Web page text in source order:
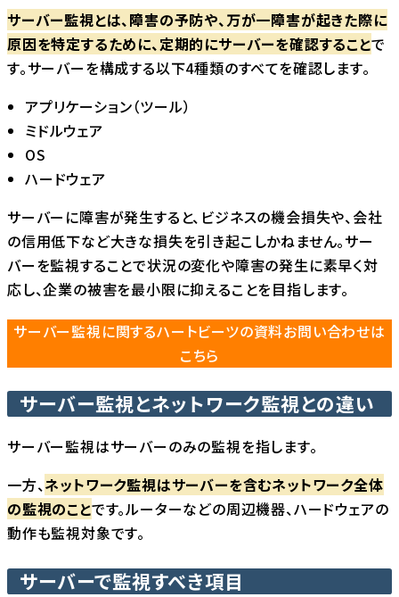
サーバー監視とは、障害の予防や、万が一障害が起きた際に
原因を特定するために、定期的にサーバーを確認することで
す。サーバーを構成する以下4種類のすべてを確認します。
アプリケーション（ツール）
ミドルウェア
OS
ハードウェア
サーバーに障害が発生すると、ビジネスの機会損失や、会社
の信用低下など大きな損失を引き起こしかねません。サー
バーを監視することで状況の変化や障害の発生に素早く対
応し、企業の被害を最小限に抑えることを目指します。
サーバー監視に関するハートビーツの資料お問い合わせは
こちら
サーバー監視とネットワーク監視との違い
サーバー監視はサーバーのみの監視を指します。
一方、ネットワーク監視はサーバーを含むネットワーク全体
の監視のことです。ルーターなどの周辺機器、ハードウェアの
動作も監視対象です。
サーバーで監視すべき項目